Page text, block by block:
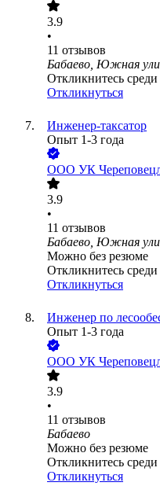
3.9
•
11 отзывов
Бабаево, Южная
Откликнитесь
Откликнуться
Инженер-таксатор
Опыт 1-3 года
ООО УК
3.9
•
11 отзывов
Бабаево, Южная
Можно без резюме
Откликнитесь
Откликнуться
Инженер по
Опыт 1-3 года
ООО УК
3.9
•
11 отзывов
Бабаево
Можно без резюме
Откликнитесь
Откликнуться